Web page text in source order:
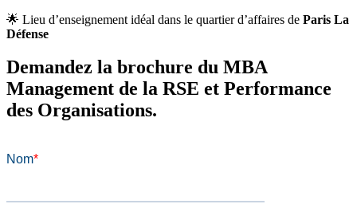
🌟 Lieu d’enseignement idéal dans le quartier d’affaires de Paris La
Défense
Demandez la brochure du MBA
Management de la RSE et Performance
des Organisations.